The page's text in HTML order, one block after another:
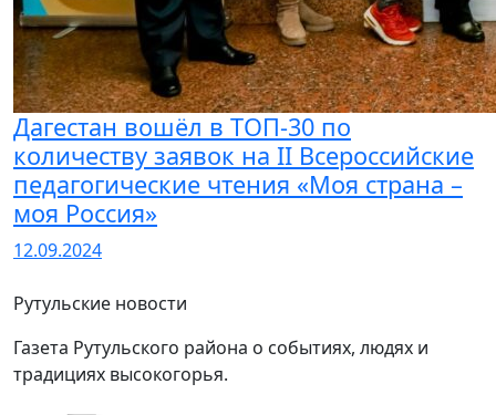
Дагестан вошёл в ТОП-30 по
количеству заявок на II Всероссийские
педагогические чтения «Моя страна –
моя Россия»
12.09.2024
Рутульские новости
Газета Рутульского района о событиях, людях и
традициях высокогорья.